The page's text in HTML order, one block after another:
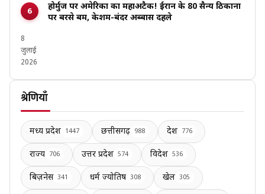
होर्मुज पर अमेरिका का महाअटैक! ईरान के 80 सैन्य ठिकानों
पर बरसे बम, केशम-बंदर अब्बास दहले
8
जुलाई
2026
श्रेणियाँ
मध्य प्रदेश 1447 छत्तीसगढ़ 988 देश 776
राज्य 706 उत्तर प्रदेश 574 विदेश 536
बिज़नेस 341 धर्म ज्योतिष 308 खेल 305